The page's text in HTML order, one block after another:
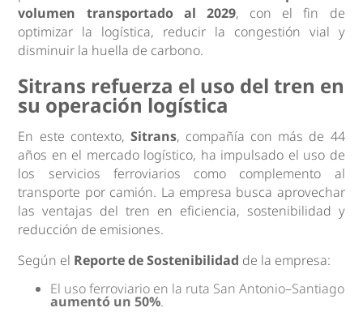
volumen transportado al 2029, con el fin de
optimizar la logística, reducir la congestión vial y
disminuir la huella de carbono.
Sitrans refuerza el uso del tren en
su operación logística
En este contexto, Sitrans, compañía con más de 44
años en el mercado logístico, ha impulsado el uso de
los servicios ferroviarios como complemento al
transporte por camión. La empresa busca aprovechar
las ventajas del tren en eficiencia, sostenibilidad y
reducción de emisiones.
Según el Reporte de Sostenibilidad de la empresa:
El uso ferroviario en la ruta San Antonio–Santiago
aumentó un 50%.